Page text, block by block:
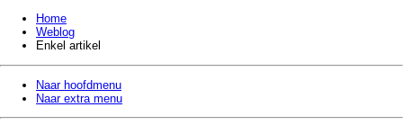
Home
Weblog
Enkel artikel
Naar hoofdmenu
Naar extra menu